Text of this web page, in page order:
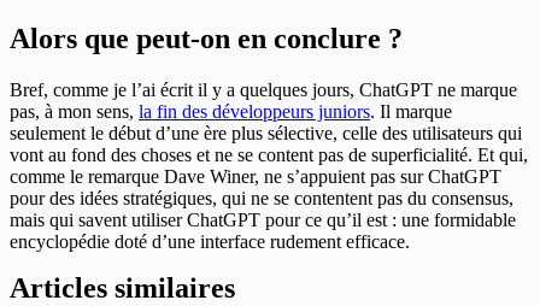
Alors que peut-on en conclure ?
Bref, comme je l’ai écrit il y a quelques jours, ChatGPT ne marque
pas, à mon sens, la fin des développeurs juniors. Il marque
seulement le début d’une ère plus sélective, celle des utilisateurs qui
vont au fond des choses et ne se content pas de superficialité. Et qui,
comme le remarque Dave Winer, ne s’appuient pas sur ChatGPT
pour des idées stratégiques, qui ne se contentent pas du consensus,
mais qui savent utiliser ChatGPT pour ce qu’il est : une formidable
encyclopédie doté d’une interface rudement efficace.
Articles similaires